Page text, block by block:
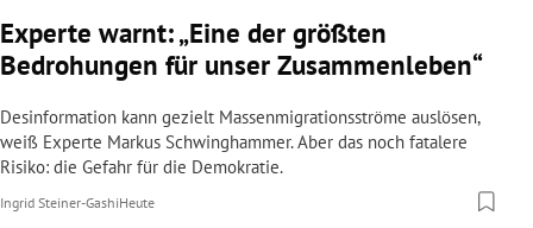
Untermenü
Untermenü
Untermenü
Untermenü
Experte warnt: „Eine der größten
Bedrohungen für unser Zusammenleben“
Desinformation kann gezielt Massenmigrationsströme auslösen,
weiß Experte Markus Schwinghammer. Aber das noch fatalere
Risiko: die Gefahr für die Demokratie.
Ingrid Steiner-GashiHeute